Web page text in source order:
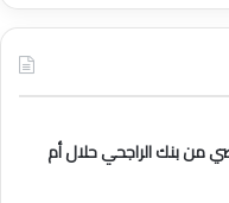
من بنك الراجحي حلال أم